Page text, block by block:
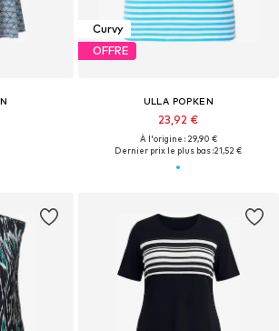
Curvy
OFFRE
ULLA POPKEN
23,92 €
À l'origine : 29,90 €
Dernier prix le plus bas :21,52 €